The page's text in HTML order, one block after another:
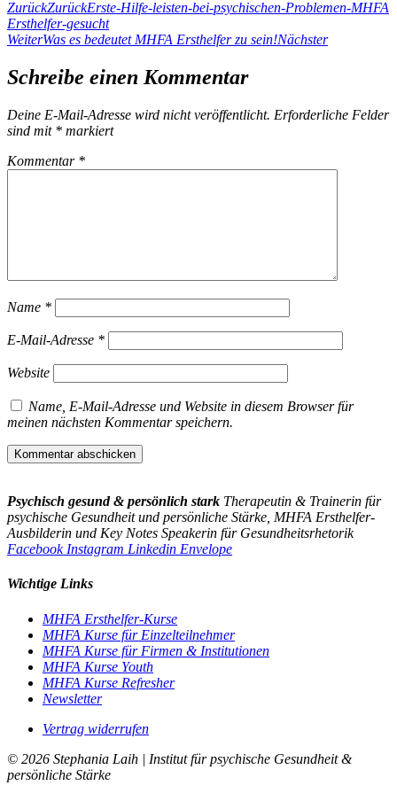
ZurückZurückErste-Hilfe-leisten-bei-psychischen-Problemen-MHFA
Ersthelfer-gesucht
WeiterWas es bedeutet MHFA Ersthelfer zu sein!Nächster
Schreibe einen Kommentar
Deine E-Mail-Adresse wird nicht veröffentlicht. Erforderliche Felder
sind mit * markiert
Kommentar *
Name *
E-Mail-Adresse *
Website
Name, E-Mail-Adresse und Website in diesem Browser für
meinen nächsten Kommentar speichern.
Psychisch gesund & persönlich stark Therapeutin & Trainerin für
psychische Gesundheit und persönliche Stärke, MHFA Ersthelfer-
Aus­bild­er­in und Key Notes Speakerin für Gesundheits­rhetorik
Facebook Instagram Linkedin Envelope
Wichtige Links
MHFA Ersthelfer-Kurse
MHFA Kurse für Einzelteilnehmer
MHFA Kurse für Firmen & Institutionen
MHFA Kurse Youth
MHFA Kurse Refresher
Newsletter
Vertrag widerrufen
© 2026 Stephania Laih | Institut für psychische Gesundheit &
persönliche Stärke